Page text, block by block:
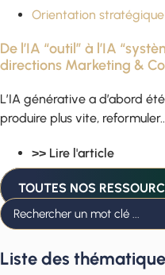
Orientation stratégique
De l’IA “outil” à l’IA
directions Marketing &
L’IA générative a d’abord
produire plus vite, reformuler..
>> Lire l'article
TOUTES NOS
Liste des